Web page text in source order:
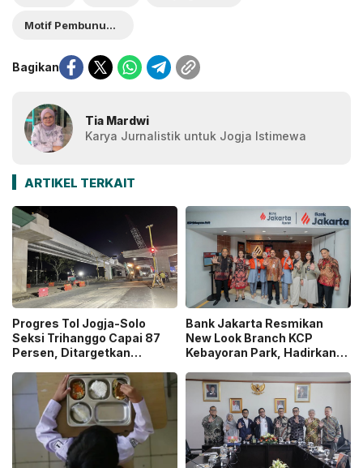
Motif Pembunuhan
Bagikan
Tia Mardwi
Karya Jurnalistik untuk Jogja Istimewa
ARTIKEL TERKAIT
Progres Tol Jogja-Solo
Seksi Trihanggo Capai 87
Persen, Ditargetkan
Bawen Agustus 2026
Bank Jakarta Resmikan
New Look Branch KCP
Kebayoran Park, Hadirkan
Modern